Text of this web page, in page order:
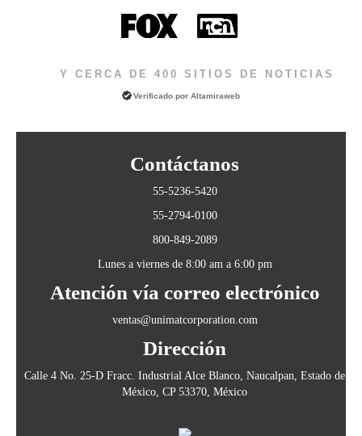
Y CERCA DE 400 SITIOS DE NOTICIAS
Verificado porAltamiraweb
Contáctanos
55-5236-5420
55-2794-0100
800-849-2089
Lunes a viernes de 8:00 am a 6:00 pm
Atención vía correo electrónico
ventas@unimatcorporation.com
Dirección
Calle 4 No. 25-D Fracc. Industrial Alce Blanco, Naucalpan, Estado de
México, CP 53370, México